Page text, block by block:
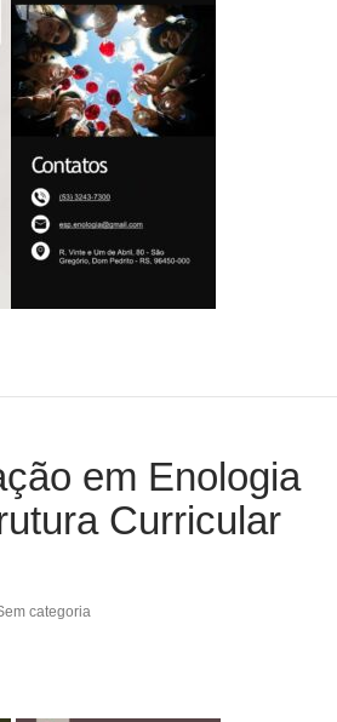
em Enologia
Curricular
categoria